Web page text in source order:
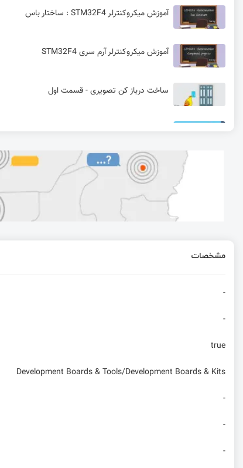
آموزش میکروکنترلر STM32F4 : ساختار باس
آموزش میکروکنترلر آرم سری STM32F4
ساخت درباز کن تصویری - قسمت اول
فلش لودر شرکت segger برای پروگرام و دیباگ فلش خارجی
ساخت آیفون تصویری – قسمت دوم
مشخصات
-
-
true
Development Boards & Tools/Development Boards & Kits
-
-
-